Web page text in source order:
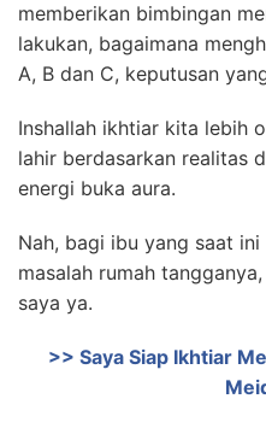
memberikan bimbingan
lakukan, bagaimana
A, B dan C, keputusan
Inshallah ikhtiar kita lebih
lahir berdasarkan realitas
energi buka aura.
Nah, bagi ibu yang saat
masalah rumah
saya ya.
>> Saya Siap Ikhtiar